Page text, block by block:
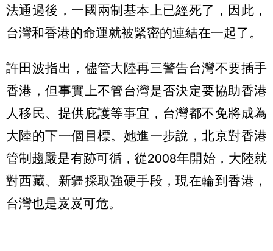
法通過後，一國兩制基本上已經死了，因此，
台灣和香港的命運就被緊密的連結在一起了。
許田波指出，儘管大陸再三警告台灣不要插手
香港，但事實上不管台灣是否決定要協助香港
人移民、提供庇護等事宜，台灣都不免將成為
大陸的下一個目標。她進一步說，北京對香港
管制趨嚴是有跡可循，從2008年開始，大陸就
對西藏、新疆採取強硬手段，現在輪到香港，
台灣也是岌岌可危。